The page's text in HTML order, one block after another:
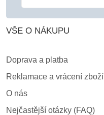
VŠE O NÁKUPU
Doprava a platba
Reklamace a vrácení zboží
O nás
Nejčastější otázky (FAQ)